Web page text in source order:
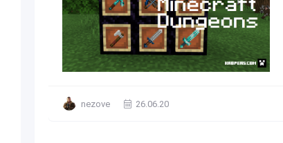
nezove 26.06.20